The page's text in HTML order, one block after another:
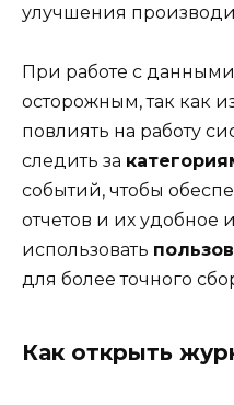
улучшения
При работе с данными
осторожным, так как
повлиять на работу
следить за
событий, чтобы
отчетов и их удобное
использовать
для более точного
Как открыть